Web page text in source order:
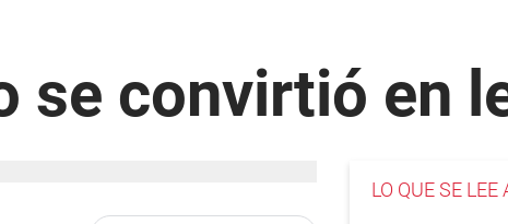
se convirtió en
LO QUE SE LEE